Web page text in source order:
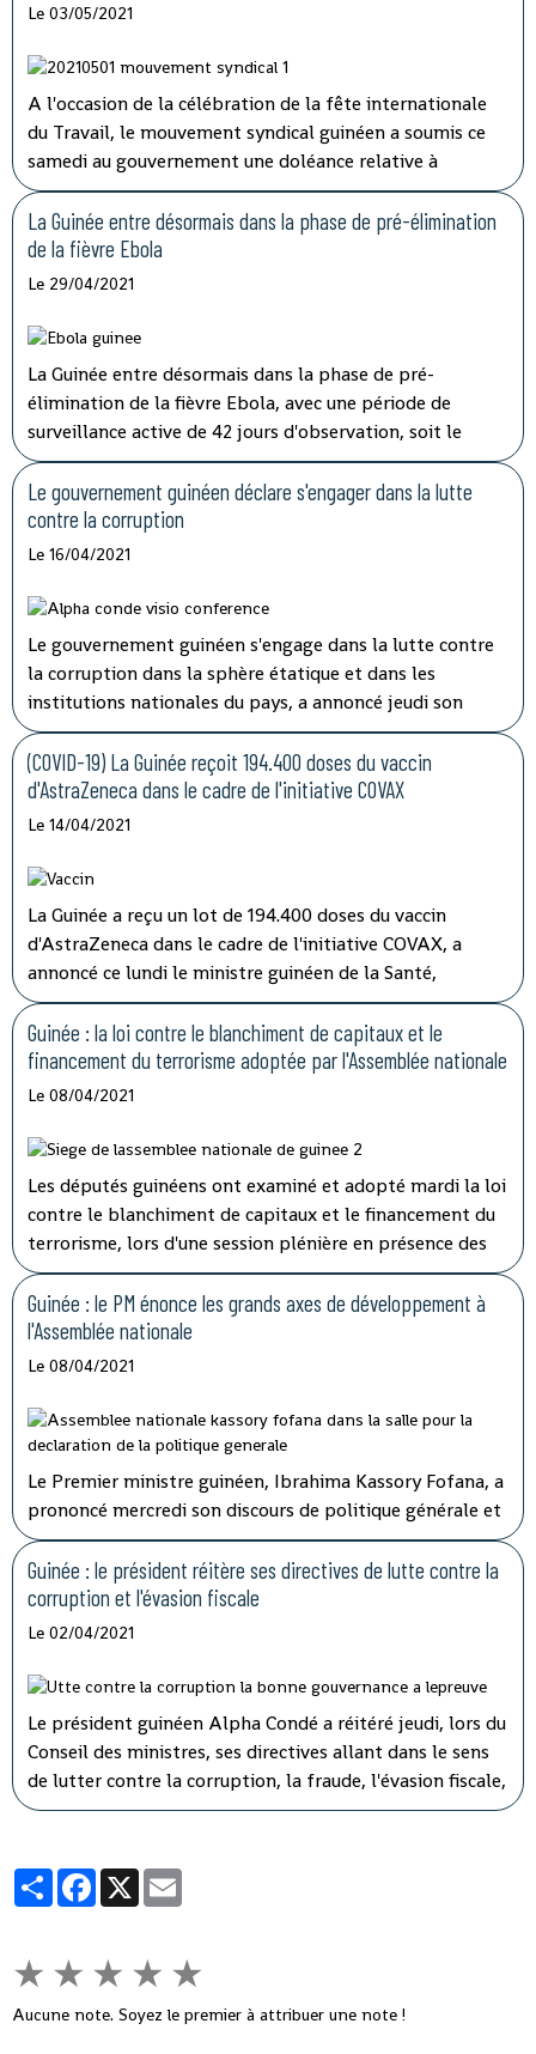
Le 03/05/2021
A l'occasion de la célébration de la fête internationale
du Travail, le mouvement syndical guinéen a soumis ce
samedi au gouvernement une doléance relative à
l'augmentation de salaire et de pension de retraite.
La Guinée entre désormais dans la phase de pré-élimination
de la fièvre Ebola
Le 29/04/2021
La Guinée entre désormais dans la phase de pré-
élimination de la fièvre Ebola, avec une période de
surveillance active de 42 jours d'observation, soit le
double de la période d'incubation du virus, a indiqué
mardi à la télévision nationale, Sory Condé, chargé des
études au département surveillance à l'Agence nationale
de sécurité sanitaire (ANSS).
Le gouvernement guinéen déclare s'engager dans la lutte
contre la corruption
Le 16/04/2021
Le gouvernement guinéen s'engage dans la lutte contre
la corruption dans la sphère étatique et dans les
institutions nationales du pays, a annoncé jeudi son
porte-parole, Aboubacar Sylla.Lors de la session
ordinaire du conseil des ministres tenu par
visioconférence, le président Alpha Condé a insisté sur
''la cohérence et la complémentarité qui doivent
les opérations de lutte contre la corruption.
(COVID-19) La Guinée reçoit 194.400 doses du vaccin
d'AstraZeneca dans le cadre de l'initiative COVAX
Le 14/04/2021
La Guinée a reçu un lot de 194.400 doses du vaccin
d'AstraZeneca dans le cadre de l'initiative COVAX, a
annoncé ce lundi le ministre guinéen de la Santé,
médécin général Rémy Lamah à la radio nationale.
Guinée : la loi contre le blanchiment de capitaux et le
financement du terrorisme adoptée par l'Assemblée nationale
Le 08/04/2021
Les députés guinéens ont examiné et adopté mardi la loi
contre le blanchiment de capitaux et le financement du
terrorisme, lors d'une session plénière en présence des
membres du gouvernement.
Guinée : le PM énonce les grands axes de développement à
l'Assemblée nationale
Le 08/04/2021
Le Premier ministre guinéen, Ibrahima Kassory Fofana, a
prononcé mercredi son discours de politique générale et
d'orientation devant les 108 députés présents sur les 114
que compte l'hémicycle guinéen.
Guinée : le président réitère ses directives de lutte contre la
corruption et l'évasion fiscale
Le 02/04/2021
Le président guinéen Alpha Condé a réitéré jeudi, lors du
Conseil des ministres, ses directives allant dans le sens
de lutter contre la corruption, la fraude, l'évasion fiscale,
le népotisme, le laisser-aller et tous ces fléaux qui
développement rapide de son pays.
PartagerFacebook
X
★ ★ ★ ★ ★
Aucune note. Soyez le premier à attribuer une note !